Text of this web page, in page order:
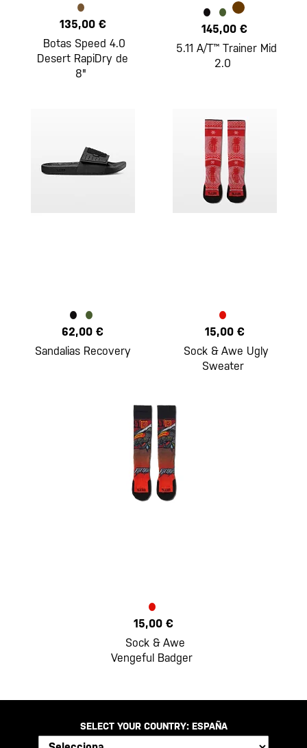
135,00 €
Botas Speed 4.0
Desert RapiDry de
8"
145,00 €
5.11 A/T™ Trainer Mid
2.0
62,00 €
Sandalias Recovery
15,00 €
Sock & Awe Ugly
Sweater
15,00 €
Sock & Awe
Vengeful Badger
SELECT YOUR COUNTRY: ESPAÑA